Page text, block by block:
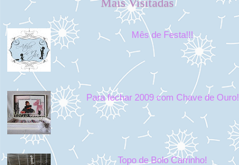
Mês de Festa!!!
Para fechar 2009 com Chave de Ouro!
Topo de Bolo Carrinho!